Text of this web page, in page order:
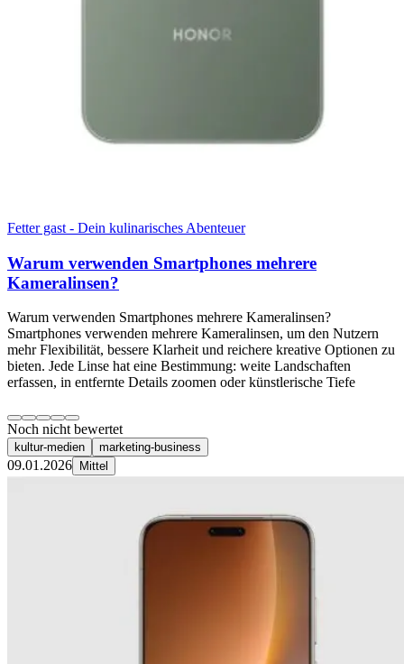
Fetter gast - Dein kulinarisches Abenteuer
Warum verwenden Smartphones mehrere
Kameralinsen?
Warum verwenden Smartphones mehrere Kameralinsen?
Smartphones verwenden mehrere Kameralinsen, um den Nutzern
mehr Flexibilität, bessere Klarheit und reichere kreative Optionen zu
bieten. Jede Linse hat eine Bestimmung: weite Landschaften
erfassen, in entfernte Details zoomen oder künstlerische Tiefe
Noch nicht bewertet
kultur-medien marketing-business
09.01.2026 Mittel